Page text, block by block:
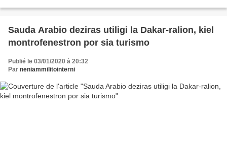
Sauda Arabio deziras utiligi la Dakar-ralion, kiel
montrofenestron por sia turismo
Publié le 03/01/2020 à 20:32
Par neniammilitointerni